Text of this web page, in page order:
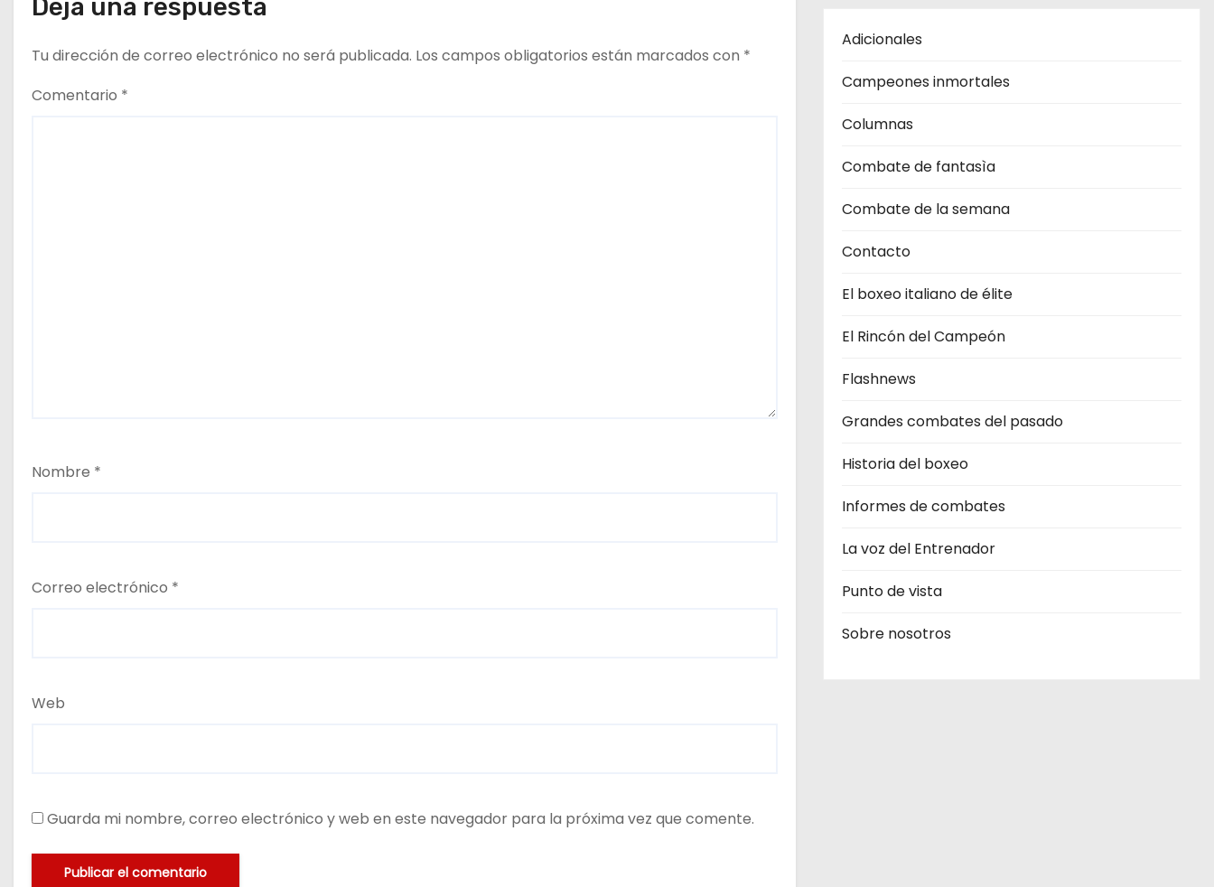
a
d
a
Deja una respuesta
Tu dirección de correo electrónico no será publicada. Los campos obligatorios están marcados con *
Comentario *
Nombre *
Correo electrónico *
Web
Guarda mi nombre, correo electrónico y web en este navegador para la próxima vez que comente.
Adicionales
Campeones inmortales
Columnas
Combate de fantasìa
Combate de la semana
Contacto
El boxeo italiano de élite
El Rincón del Campeón
Flashnews
Grandes combates del pasado
Historia del boxeo
Informes de combates
La voz del Entrenador
Punto de vista
Sobre nosotros